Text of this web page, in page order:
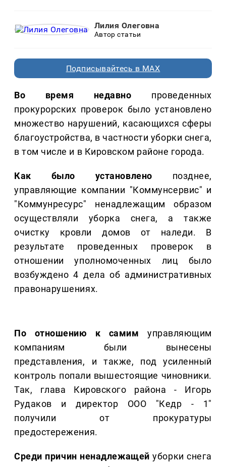
Лилия Олеговна
Автор статьи
Подписывайтесь в MAX
Во время недавно проведенных
прокурорских проверок было установлено
множество нарушений, касающихся сферы
благоустройства, в частности уборки снега,
в том числе и в Кировском районе города.
Как было установлено позднее,
управляющие компании "Коммунсервис" и
"Коммунресурс" ненадлежащим образом
осуществляли уборка снега, а также
очистку кровли домов от наледи. В
результате проведенных проверок в
отношении уполномоченных лиц было
возбуждено 4 дела об административных
правонарушениях.
По отношению к самим управляющим
компаниям были вынесены
представления, и также, под усиленный
контроль попали вышестоящие чиновники.
Так, глава Кировского района - Игорь
Рудаков и директор ООО "Кедр - 1"
получили от прокуратуры
предостережения.
Среди причин ненадлежащей уборки снега